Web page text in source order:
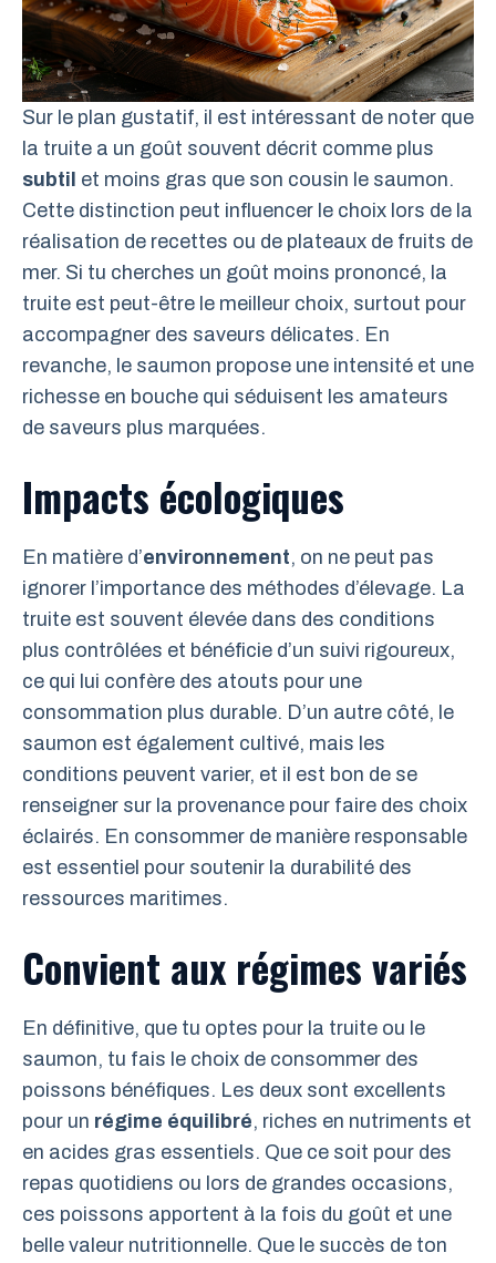
Sur le plan gustatif, il est intéressant de noter que
la truite a un goût souvent décrit comme plus
subtil et moins gras que son cousin le saumon.
Cette distinction peut influencer le choix lors de la
réalisation de recettes ou de plateaux de fruits de
mer. Si tu cherches un goût moins prononcé, la
truite est peut-être le meilleur choix, surtout pour
accompagner des saveurs délicates. En
revanche, le saumon propose une intensité et une
richesse en bouche qui séduisent les amateurs
de saveurs plus marquées.
Impacts écologiques
En matière d’environnement, on ne peut pas
ignorer l’importance des méthodes d’élevage. La
truite est souvent élevée dans des conditions
plus contrôlées et bénéficie d’un suivi rigoureux,
ce qui lui confère des atouts pour une
consommation plus durable. D’un autre côté, le
saumon est également cultivé, mais les
conditions peuvent varier, et il est bon de se
renseigner sur la provenance pour faire des choix
éclairés. En consommer de manière responsable
est essentiel pour soutenir la durabilité des
ressources maritimes.
Convient aux régimes variés
En définitive, que tu optes pour la truite ou le
saumon, tu fais le choix de consommer des
poissons bénéfiques. Les deux sont excellents
pour un régime équilibré, riches en nutriments et
en acides gras essentiels. Que ce soit pour des
repas quotidiens ou lors de grandes occasions,
ces poissons apportent à la fois du goût et une
belle valeur nutritionnelle. Que le succès de ton